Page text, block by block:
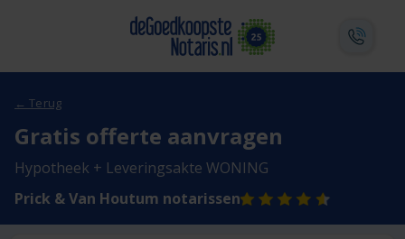
← Terug
Gratis offerte aanvragen
Hypotheek + Leveringsakte WONING
Prick & Van Houtum notarissen